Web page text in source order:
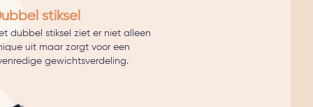
stiksel
dubbel stiksel ziet er niet alleen
uit maar zorgt voor een
gewichtsverdeling.